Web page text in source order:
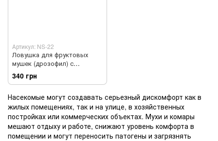
Артикул: NS-22
Ловушка для фруктовых
мушек (дрозофил) с
приманкой
340 грн
Насекомые могут создавать серьезный дискомфорт как в
жилых помещениях, так и на улице, в хозяйственных
постройках или коммерческих объектах. Мухи и комары
мешают отдыху и работе, снижают уровень комфорта в
помещении и могут переносить патогены и загрязнять